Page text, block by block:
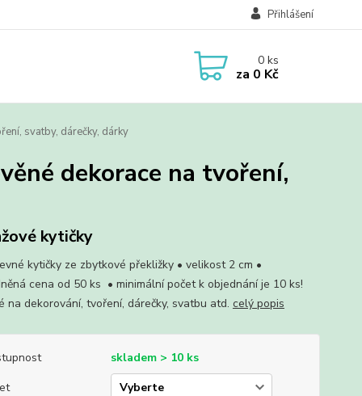
Přihlášení
0ks
za 0 Kč
svatby, dárečky, dárky
dekorace na tvoření,
kytičky
kytičky ze zbytkové překližky • velikost 2 cm •
cena od 50 ks • minimální počet k objednání je 10 ks!
na dekorování, tvoření, dárečky, svatbu atd. celý popis
skladem > 10 ks